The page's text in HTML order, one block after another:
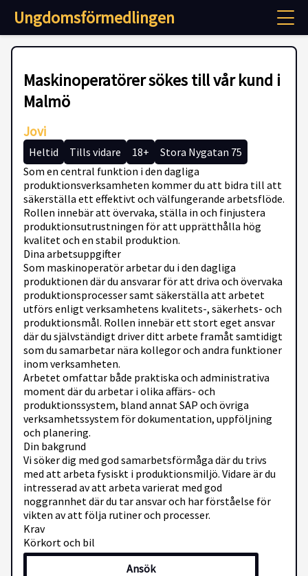
Ungdomsförmedlingen
Maskinoperatörer sökes till vår kund i
Malmö
Jovi
Heltid Tills vidare 18+
Stora Nygatan 75
Som en central funktion i den dagliga
produktionsverksamheten kommer du att bidra till att
säkerställa ett effektivt och välfungerande arbetsflöde.
Rollen innebär att övervaka, ställa in och finjustera
produktionsutrustningen för att upprätthålla hög
kvalitet och en stabil produktion.
Dina arbetsuppgifter
Som maskinoperatör arbetar du i den dagliga
produktionen där du ansvarar för att driva och övervaka
produktionsprocesser samt säkerställa att arbetet
utförs enligt verksamhetens kvalitets-, säkerhets- och
produktionsmål. Rollen innebär ett stort eget ansvar
där du självständigt driver ditt arbete framåt samtidigt
som du samarbetar nära kollegor och andra funktioner
inom verksamheten.
Arbetet omfattar både praktiska och administrativa
moment där du arbetar i olika affärs- och
produktionssystem, bland annat SAP och övriga
verksamhetssystem för dokumentation, uppföljning
och planering.
Din bakgrund
Vi söker dig med god samarbetsförmåga där du trivs
med att arbeta fysiskt i produktionsmiljö. Vidare är du
intresserad av att arbeta varierat med god
noggrannhet där du tar ansvar och har förståelse för
vikten av att följa rutiner och processer.
Krav
Körkort och bil
Truckkort
Ansök